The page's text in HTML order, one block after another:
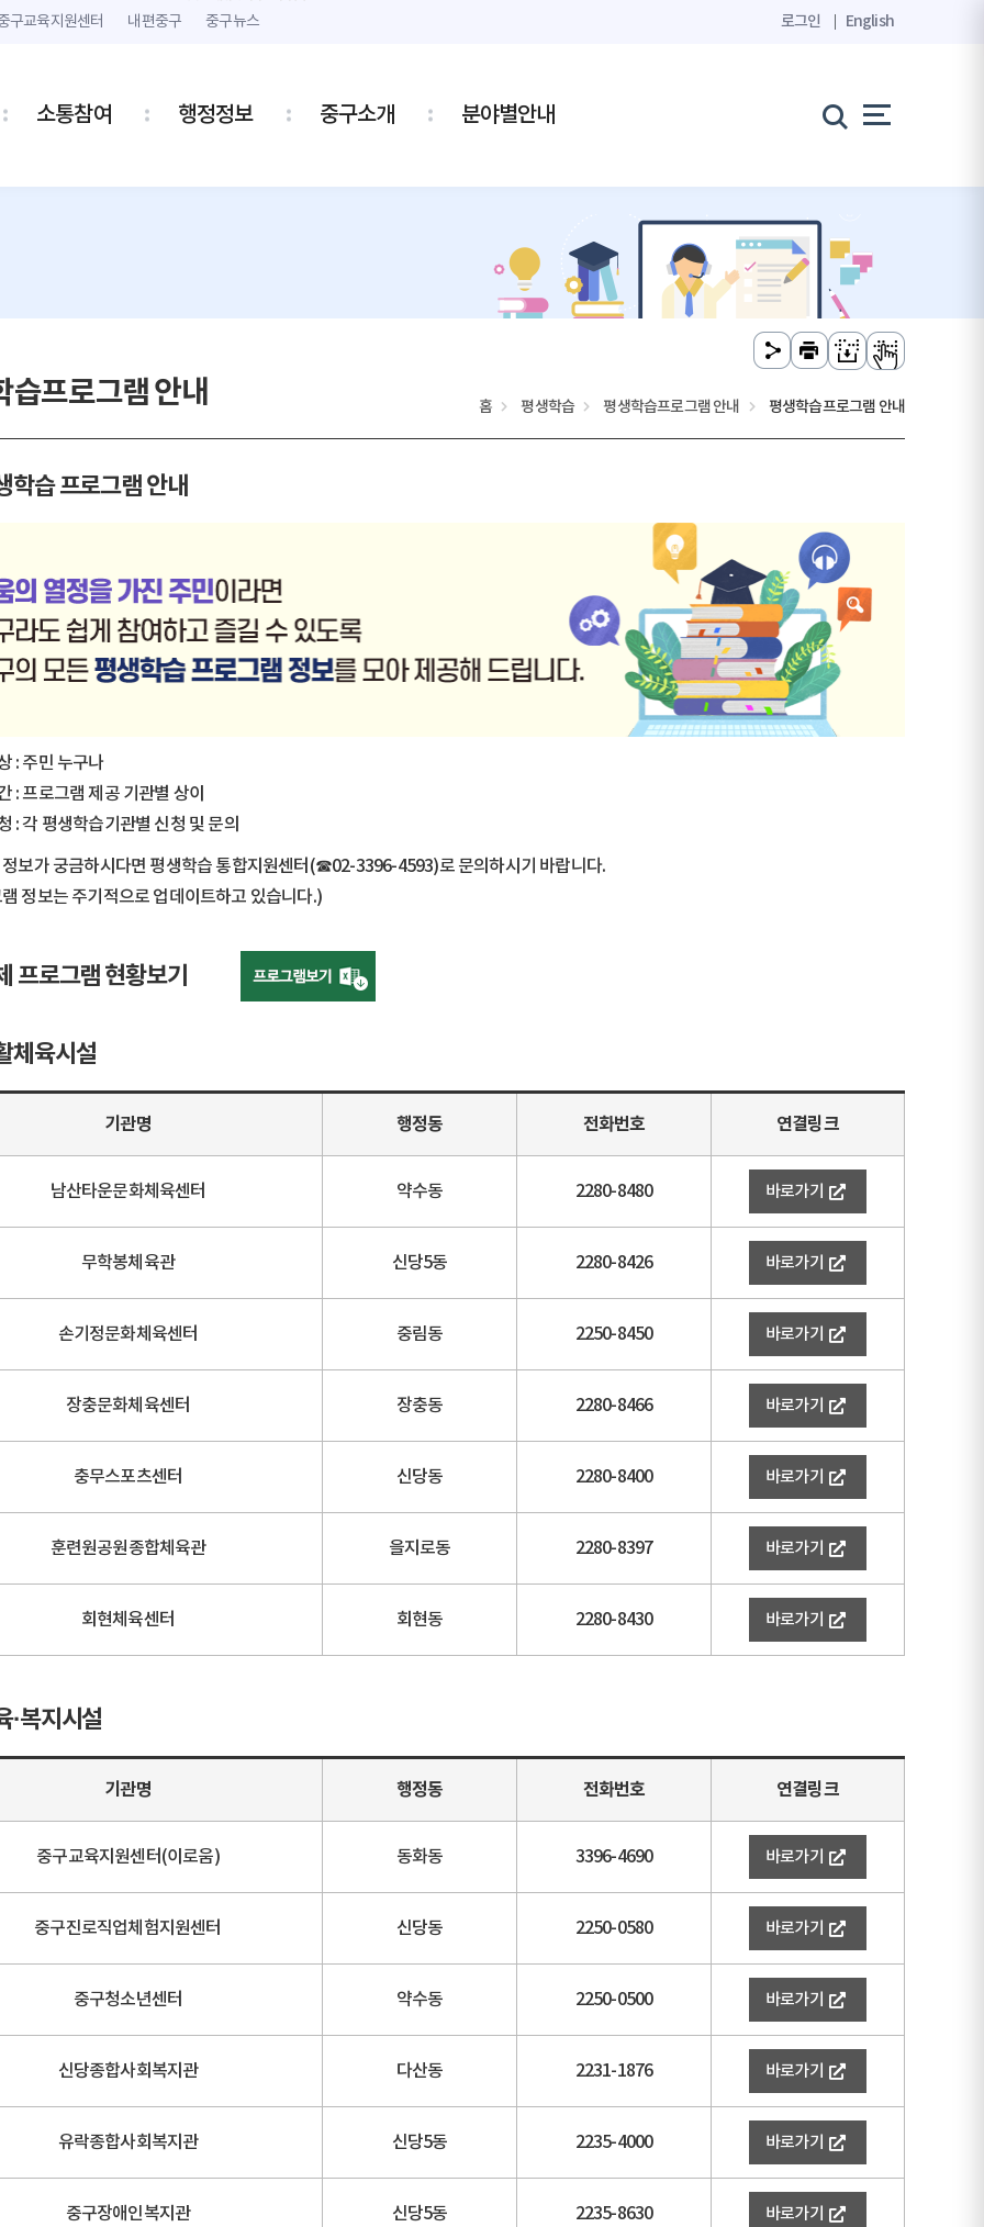
구교육지원센터 내편중구 중구뉴스 로그인 English
소통참여 행정정보 중구소개 분야별안내
습프로그램 안내 홈 평생학습 평생학습프로그램 안내 평생학습프로그램 안내
학습 프로그램 안내
: 주민 누구나
: 프로그램 제공 기관별 상이
: 각 평생학습기관별 신청 및 문의
정보가 궁금하시다면 평생학습 통합지원센터(☎02-3396-4593)로 문의하시기 바랍니다.
정보는 주기적으로 업데이트하고 있습니다.)
프로그램 현황보기
체육시설
기관명 행정동 전화번호 연결링크
남산타운문화체육센터 약수동 2280-8480 바로가기
무학봉체육관 신당5동 2280-8426 바로가기
손기정문화체육센터 중림동 2250-8450 바로가기
장충문화체육센터 장충동 2280-8466 바로가기
충무스포츠센터 신당동 2280-8400 바로가기
훈련원공원종합체육관 을지로동 2280-8397 바로가기
회현체육센터 회현동 2280-8430 바로가기
·복지시설
기관명 행정동 전화번호 연결링크
중구교육지원센터(이로움) 동화동 3396-4690 바로가기
중구진로직업체험지원센터 신당동 2250-0580 바로가기
중구청소년센터 약수동 2250-0500 바로가기
신당종합사회복지관 다산동 2231-1876 바로가기
유락종합사회복지관 신당5동 2235-4000 바로가기
중구장애인복지관 신당5동 2235-8630 바로가기